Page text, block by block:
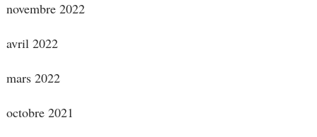
novembre 2022
avril 2022
mars 2022
octobre 2021